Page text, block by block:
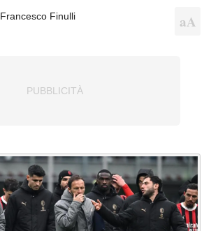
Francesco Finulli